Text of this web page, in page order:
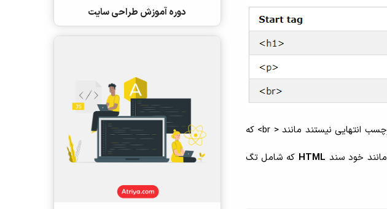
بدون محتوا عناصر خالی یا (Empty Elements) نامیده می شوند. عناصر خالی دارای برچسب انتهایی نیستند مانند < br> که
HTML که شامل تگ
دوره آموزش طراحی سایت